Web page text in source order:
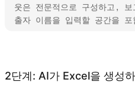
웃은 전문적으로 구성하고,
출자 이름을 입력할 공간을 포
2단계: AI가 Excel을 생성